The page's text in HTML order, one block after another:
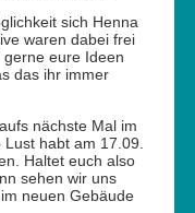
sich Henna
waren dabei frei
eure Ideen
das ihr immer
nächste Mal im
habt am 17.09.
Haltet euch also
sehen wir uns
neuen Gebäude